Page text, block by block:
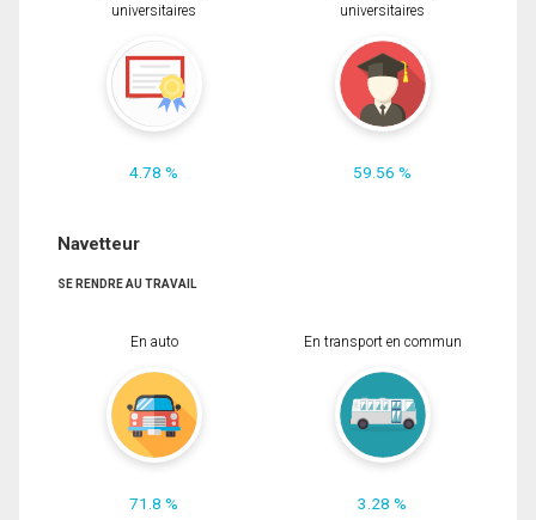
universitaires
4.78 %
universitaires
59.56 %
Navetteur
SE RENDRE AU TRAVAIL
En auto
71.8 %
En transport en commun
3.28 %